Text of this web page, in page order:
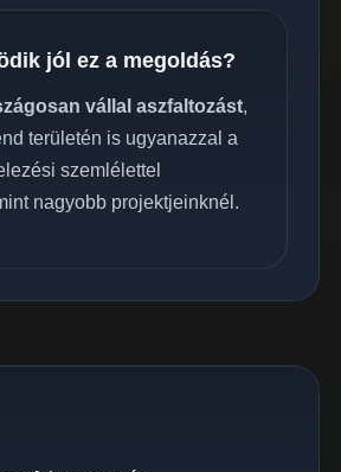
jól ez a megoldás?
vállal aszfaltozást,
területén is ugyanazzal a
szemlélettel
nagyobb projektjeinknél.